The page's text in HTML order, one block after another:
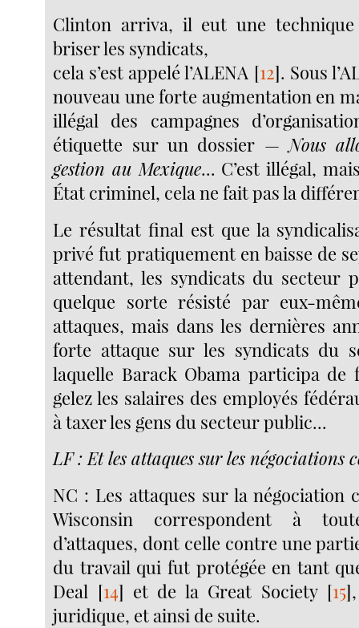
Clinton arriva, il eut une
briser les syndicats,
cela s’est appelé l’ALENA [12]. Sous
nouveau une forte augmentation en
illégal des campagnes
étiquette sur un dossier —Nous
gestion au Mexique... C’est illégal,
État criminel, cela ne fait pas la
Le résultat final est que la
privé fut pratiquement en baisse de
attendant, les syndicats du secteur
quelque sorte résisté par eux-
attaques, mais dans les dernières
forte attaque sur les syndicats du
laquelle Barack Obama participa de
gelez les salaires des employés
à taxer les gens du secteur public...
LF : Et les attaques sur les négociations
NC : Les attaques sur la négociation
Wisconsin correspondent à
d’attaques, dont celle contre une
du travail qui fut protégée en tant
Deal [14] et de la Great Society[15]
juridique, et ainsi de suite.